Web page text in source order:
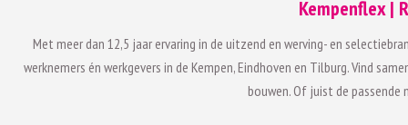
Kempenflex |
Met meer dan 12,5 jaar ervaring in de uitzend en werving- en
werknemers én werkgevers in de Kempen, Eindhoven en Tilburg. Vind
bouwen. Of juist de